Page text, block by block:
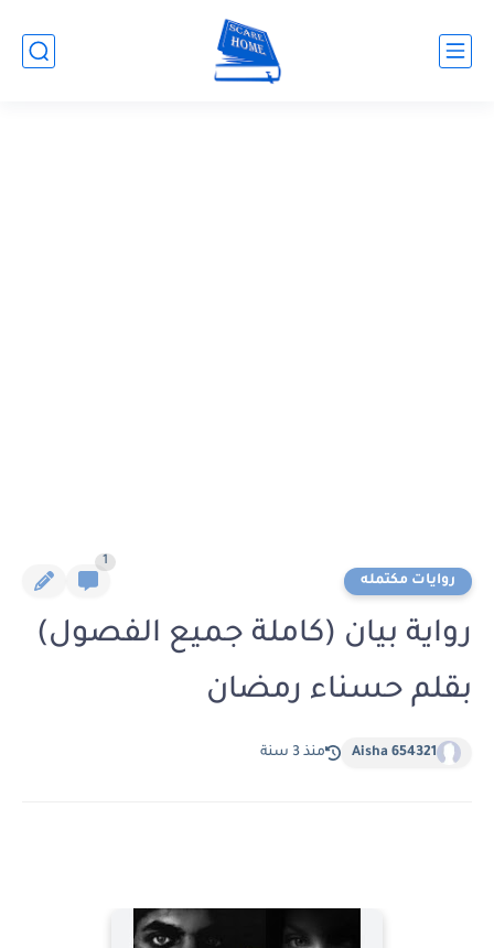
روايات مكتمله
1
رواية بيان (كاملة جميع الفصول)
بقلم حسناء رمضان
Aisha 654321 منذ 3 سنة